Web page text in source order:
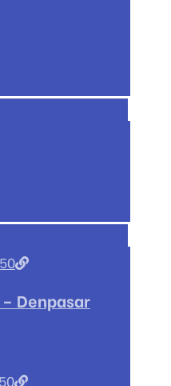
Denpasar